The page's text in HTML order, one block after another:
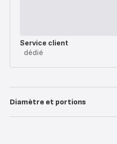
Service client
dédié
Diamètre et portions